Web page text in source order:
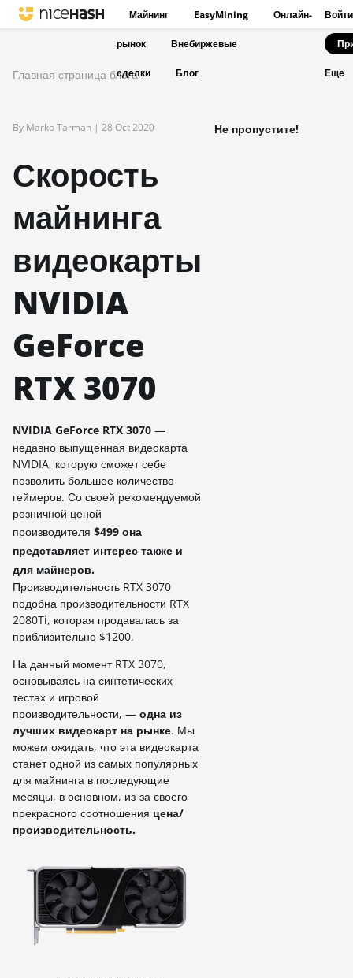
Майнинг EasyMining Онлайн-
рынок Внебиржевые
сделки Блог
Войти
Еще
Главная страница блога
By Marko Tarman | 28 Oct 2020
Скорость
майнинга
видеокарты
NVIDIA
GeForce
RTX 3070
NVIDIA GeForce RTX 3070 —
недавно выпущенная видеокарта
NVIDIA, которую сможет себе
позволить большее количество
геймеров. Со своей рекомендуемой
розничной ценой
производителя $499 она
представляет интерес также и
для майнеров.
Производительность RTX 3070
подобна производительности RTX
2080Ti, которая продавалась за
приблизительно $1200.
На данный момент RTX 3070,
основываясь на синтетических
тестах и игровой
производительности, — одна из
лучших видеокарт на рынке. Мы
можем ожидать, что эта видеокарта
станет одной из самых популярных
для майнинга в последующие
месяцы, в основном, из-за своего
прекрасного соотношения цена/
производительность.
Не пропустите!